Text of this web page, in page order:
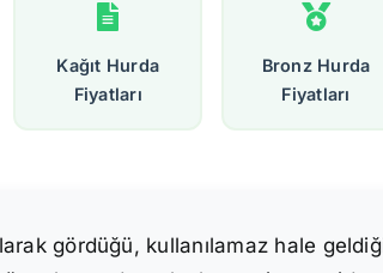
Kağıt Hurda
Fiyatları
Bronz Hurda
Fiyatları
gördüğü, kullanılamaz hale